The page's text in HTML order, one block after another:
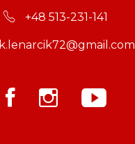
+48 513-231-141
k.lenarcik72@gmail.com